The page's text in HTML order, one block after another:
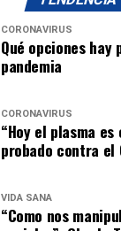
CORONAVIRUS
Qué opciones
pandemia
CORONAVIRUS
“Hoy el plasma
probado contra el
VIDA SANA
“Como nos